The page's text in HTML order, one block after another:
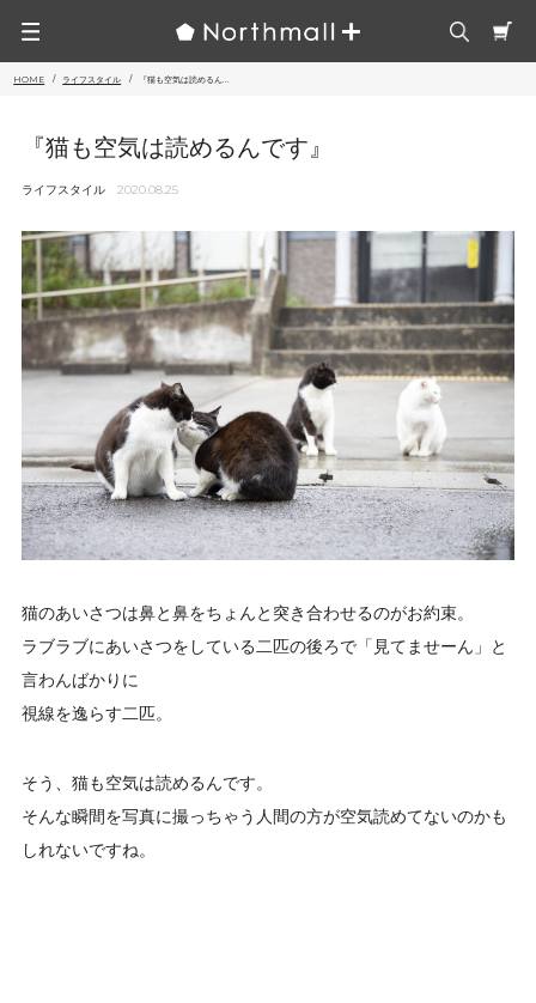
HOME ライフスタイル 『猫も空気は読めるん...
『猫も空気は読めるんです』
ライフスタイル 2020.08.25
猫のあいさつは鼻と鼻をちょんと突き合わせるのがお約束。
ラブラブにあいさつをしている二匹の後ろで「見てませーん」と
言わんばかりに
視線を逸らす二匹。
そう、猫も空気は読めるんです。
そんな瞬間を写真に撮っちゃう人間の方が空気読めてないのかも
しれないですね。